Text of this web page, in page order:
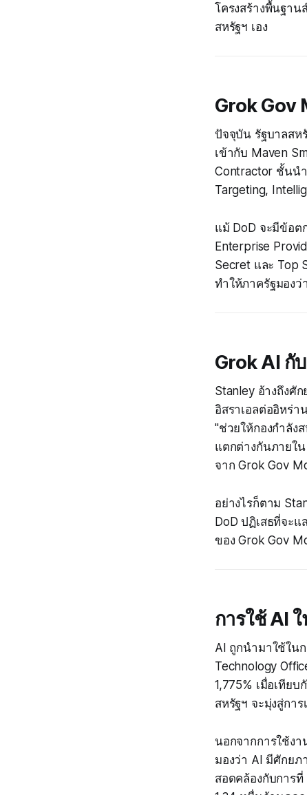
โครงสร้างพื้นฐา
สหรัฐฯ เอง
Grok Gov
ปัจจุบัน รัฐบาลสห
เข้ากับ Maven
Contractor ชั้นน
Targeting,
แม้ DoD จะมีข้อต
Enterprise
Secret และ Top
ทำให้ภาครัฐมอง
Grok AI กั
Stanley อ้างถึงศั
อิสราเอลต่ออิหร่
"ช่วยให้กองกำลัง
แตกต่างกันภายใ
จาก Grok Gov
อย่างไรก็ตาม
DoD ปฏิเสธที่จะ
ของ Grok Gov
การใช้ AI
AI ถูกนำมาใช้ใน
Technology
1,775% เมื่อเทีย
สหรัฐฯ จะมุ่งสู่กา
นอกจากการใช้งา
มองว่า AI มีศักยภ
สอดคล้องกับการ